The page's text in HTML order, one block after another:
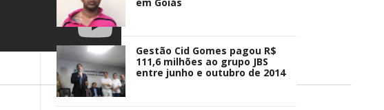
Gestão Cid Gomes pagou R$
111,6 milhões ao grupo JBS
entre junho e outubro de 2014